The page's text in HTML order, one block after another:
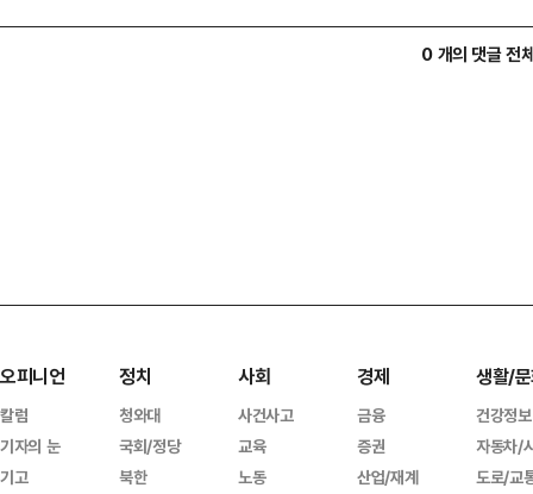
0 개의 댓글 전
오피니언
칼럼
기자의 눈
기고
정치
청와대
국회/정당
북한
사회
사건사고
교육
노동
경제
금융
증권
산업/재계
생활/
건강정보
자동차/
도로/교